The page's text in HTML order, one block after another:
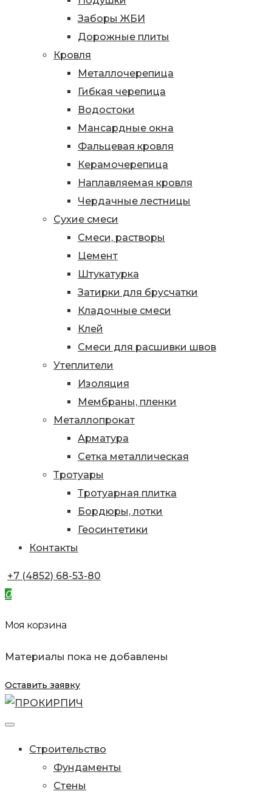
Заборы ЖБИ
Дорожные плиты
Кровля
Металлочерепица
Гибкая черепица
Водостоки
Мансардные окна
Фальцевая кровля
Керамочерепица
Наплавляемая кровля
Чердачные лестницы
Сухие смеси
Смеси, растворы
Цемент
Штукатурка
Затирки для брусчатки
Кладочные смеси
Клей
Смеси для расшивки швов
Утеплители
Изоляция
Мембраны, пленки
Металлопрокат
Арматура
Сетка металлическая
Тротуары
Тротуарная плитка
Бордюры, лотки
Геосинтетики
Контакты
+7 (4852) 68-53-80
0
Моя корзина
Материалы пока не добавлены
Оставить заявку
Строительство
Фундаменты
Стены